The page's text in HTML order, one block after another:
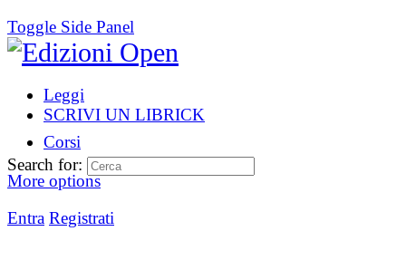
Toggle Side Panel
Leggi
SCRIVI UN LIBRICK
Corsi
More options
Entra Registrati
Search for: